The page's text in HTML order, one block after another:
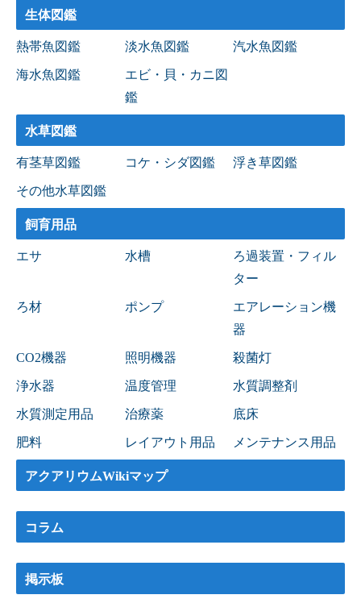
生体図鑑
熱帯魚図鑑 淡水魚図鑑 汽水魚図鑑
海水魚図鑑
エビ・貝・カニ図
鑑
水草図鑑
有茎草図鑑 コケ・シダ図鑑 浮き草図鑑
その他水草図鑑
飼育用品
エサ 水槽
ろ過装置・フィル
ター
ろ材 ポンプ
エアレーション機
器
CO2機器 照明機器 殺菌灯
浄水器 温度管理 水質調整剤
水質測定用品 治療薬 底床
肥料 レイアウト用品 メンテナンス用品
アクアリウムWikiマップ
コラム
掲示板